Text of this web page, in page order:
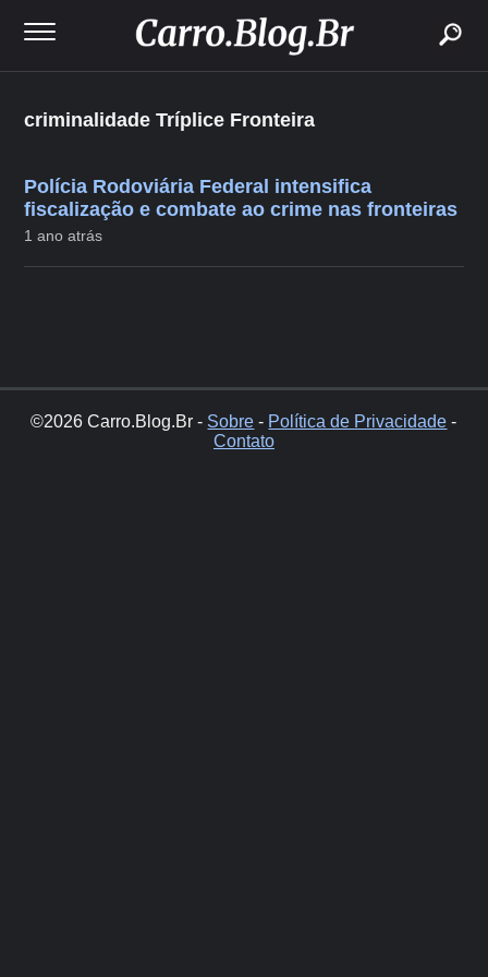
criminalidade Tríplice Fronteira
Polícia Rodoviária Federal intensifica
fiscalização e combate ao crime nas fronteiras
1 ano atrás
©2026 Carro.Blog.Br - Sobre - Política de Privacidade -
Contato